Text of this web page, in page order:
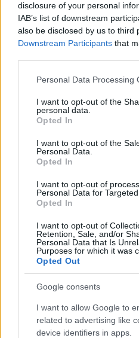
disclosure of your personal
IAB’s list of downstream
also be disclosed by us to third
Downstream Participants that
Please note that this website/
not limited to your visit or
grant or deny consent to
use your data for below
consent section.
Personal Data Processing
I want to opt-out of the
personal data.
Opted In
I want to opt-out of the
Personal Data.
Opted In
I want to opt-out of
Personal Data for Targeted
Opted In
I want to opt-out of
Retention, Sale, and/or
Personal Data that Is
Purposes for which it was
Opted Out
Google consents
I want to allow Google to
related to advertising like
device identifiers in apps.
#ÉLETMÓD HÚSVÉT
#TERMÉSZETES FESTÉKEK #
KONYHAI TIPPEK #
Népszerű